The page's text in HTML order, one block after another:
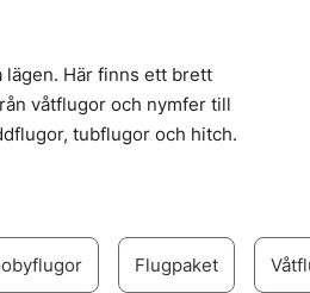
lägen. Här finns ett brett
våtflugor och nymfer till
tubflugor och hitch.
har gjort jobbet förr.
Flies. Det ger trygghet i valet.
utan för att mönstren är
Flugpaket